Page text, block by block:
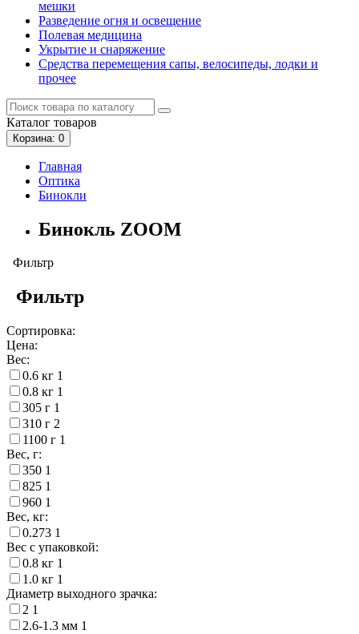
мешки
Разведение огня и освещение
Полевая медицина
Укрытие и снаряжение
Средства перемещения сапы, велосипеды, лодки и
прочее
Каталог товаров
Корзина: 0
Главная
Оптика
Бинокли
Бинокль ZOOM
Фильтр
Фильтр
Сортировка:
Цена:
Вес:
0.6 кг 1
0.8 кг 1
305 г 1
310 г 2
1100 г 1
Вес, г:
350 1
825 1
960 1
Вес, кг:
0.273 1
Вес с упаковкой:
0.8 кг 1
1.0 кг 1
Диаметр выходного зрачка:
2 1
2.6-1.3 мм 1